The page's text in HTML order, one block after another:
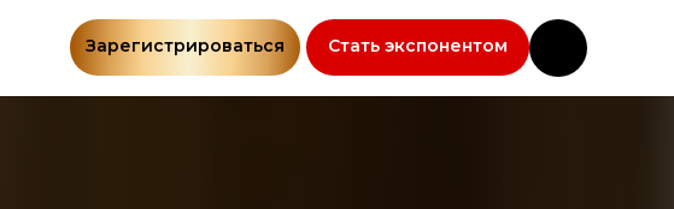
Стать экспонентом
Зарегистрироваться